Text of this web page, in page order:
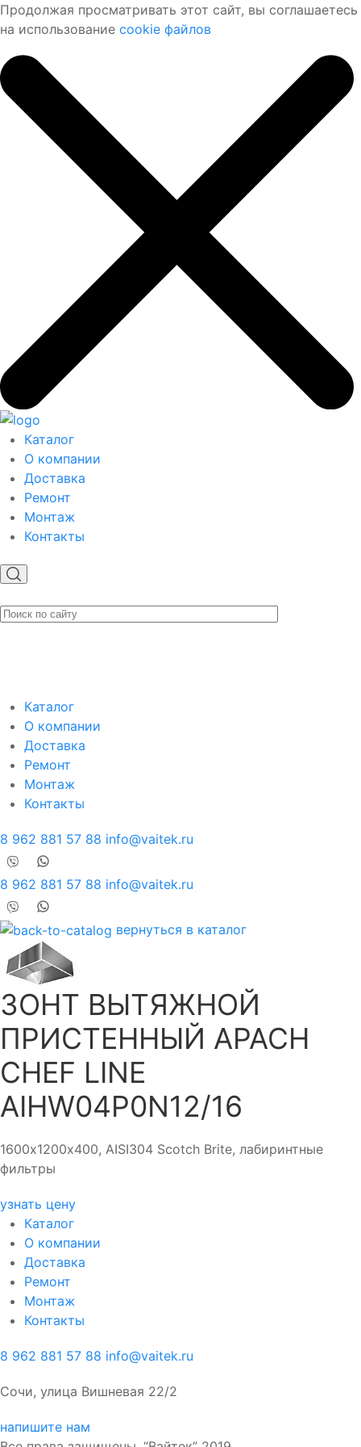
Продолжая просматривать этот сайт, вы соглашаетесь
на использование cookie файлов
Каталог
О компании
Доставка
Ремонт
Монтаж
Контакты
Каталог
О компании
Доставка
Ремонт
Монтаж
Контакты
8 962 881 57 88 info@vaitek.ru
8 962 881 57 88 info@vaitek.ru
вернуться в каталог
ЗОНТ ВЫТЯЖНОЙ
ПРИСТЕННЫЙ APACH
CHEF LINE
AIHW04P0N12/16
1600х1200х400, AISI304 Scotch Brite, лабиринтные
фильтры
узнать цену
Каталог
О компании
Доставка
Ремонт
Монтаж
Контакты
8 962 881 57 88 info@vaitek.ru
Сочи, улица Вишневая 22/2
напишите нам